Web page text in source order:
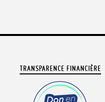
TRANSPARENCE FINANCIÈRE